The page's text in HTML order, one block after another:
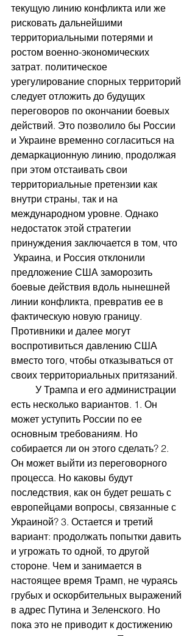
текущую линию конфликта или же
рисковать дальнейшими
территориальными потерями и
ростом военно-экономических
затрат. политическое
урегулирование спорных территорий
следует отложить до будущих
переговоров по окончании боевых
действий. Это позволило бы России
и Украине временно согласиться на
демаркационную линию, продолжая
при этом отстаивать свои
территориальные претензии как
внутри страны, так и на
международном уровне. Однако
недостаток этой стратегии
принуждения заключается в том, что
Украина, и Россия отклонили
предложение США заморозить
боевые действия вдоль нынешней
линии конфликта, превратив ее в
фактическую новую границу.
Противники и далее могут
воспротивиться давлению США
вместо того, чтобы отказываться от
своих территориальных притязаний.
есть несколько вариантов. 1. Он
может уступить России по ее
основным требованиям. Но
собирается ли он этого сделать? 2.
Он может выйти из переговорного
процесса. Но каковы будут
последствия, как он будет решать с
европейцами вопросы, связанные с
Украиной? 3. Остается и третий
вариант: продолжать попытки давить
и угрожать то одной, то другой
стороне. Чем и занимается в
настоящее время Трамп, не чураясь
грубых и оскорбительных выражений
в адрес Путина и Зеленского. Но
пока это не приводит к достижению